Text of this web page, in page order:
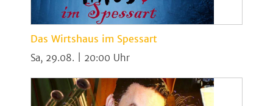
Das Wirtshaus im Spessart
Sa, 29.08. | 20:00